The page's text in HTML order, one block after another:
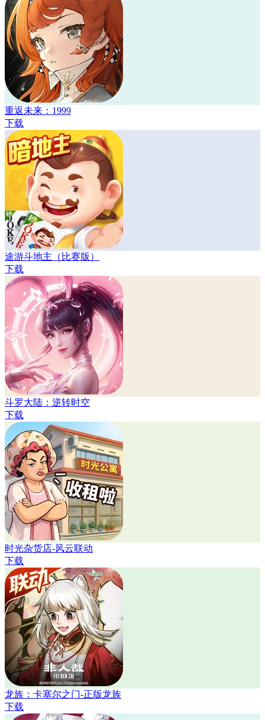
重返未来：1999
下载
途游斗地主（比赛版）
下载
斗罗大陆：逆转时空
下载
时光杂货店-风云联动
下载
龙族：卡塞尔之门-正版龙族
下载